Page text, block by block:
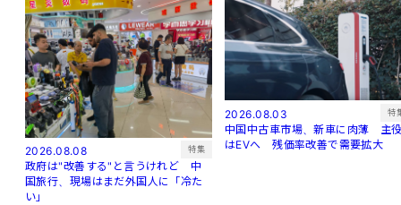
2026.08.08 特集
政府は"改善する"と言うけれど 中
国旅行、現場はまだ外国人に「冷た
い」
2026.08.03 特
中国中古車市場、新車に肉薄 主
はEVへ 残価率改善で需要拡大